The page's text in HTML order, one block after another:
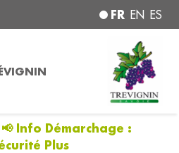
FR EN ES
Info Démarchage :
Plus